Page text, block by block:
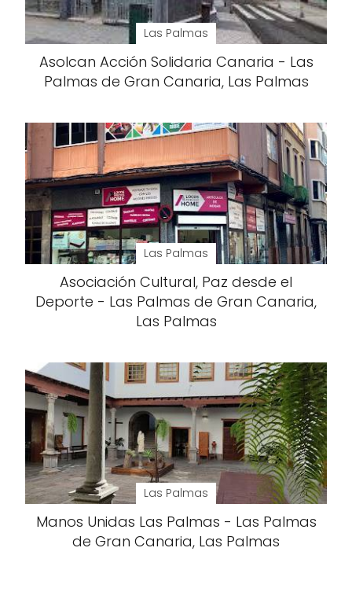
Las Palmas
Asolcan Acción Solidaria Canaria - Las
Palmas de Gran Canaria, Las Palmas
Las Palmas
Asociación Cultural, Paz desde el
Deporte - Las Palmas de Gran Canaria,
Las Palmas
Las Palmas
Manos Unidas Las Palmas - Las Palmas
de Gran Canaria, Las Palmas